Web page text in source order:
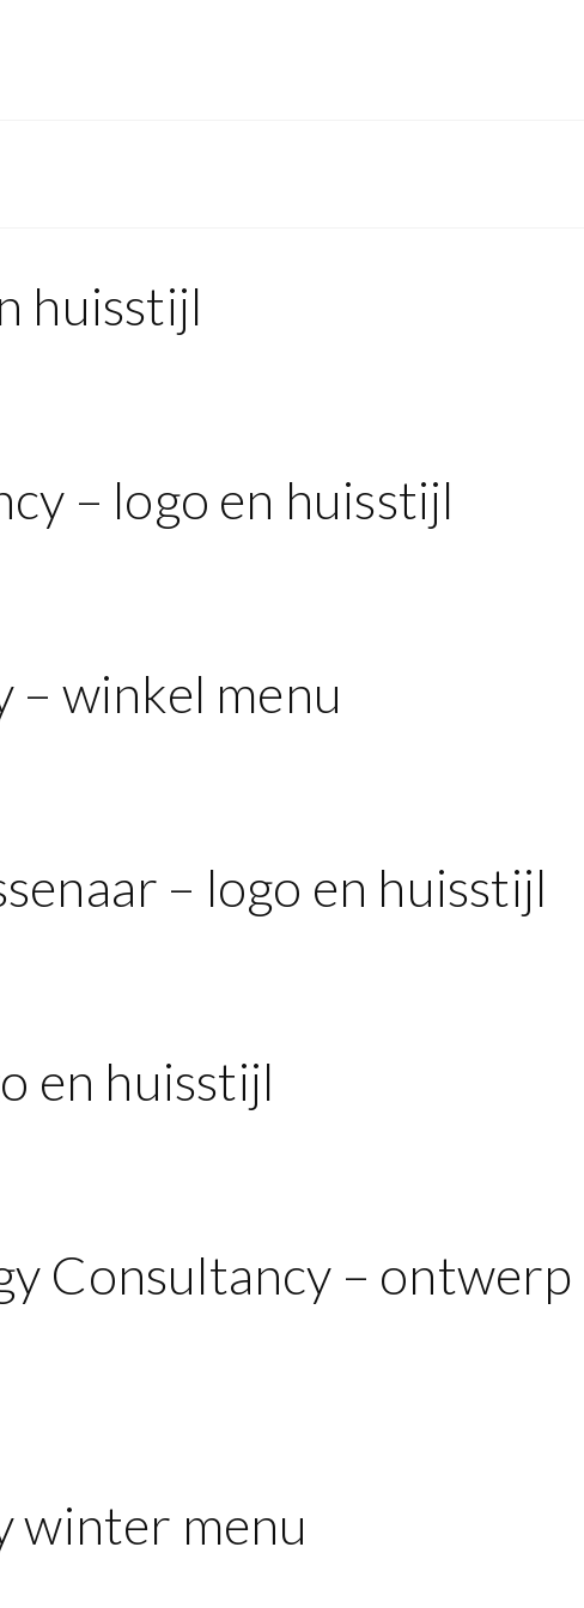
huisstijl
– logo en huisstijl
– winkel menu
– logo en huisstijl
en huisstijl
Consultancy – ontwerp
winter menu